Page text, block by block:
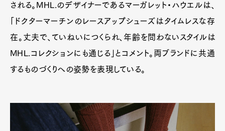
される。MHL.のデザイナーであるマーガレット・ハウエルは、
「ドクターマーチンのレースアップシューズはタイムレスな存
在。丈夫で、ていねいにつくられ、年齢を問わないスタイルは
MHL.コレクションにも通じる」とコメント。両ブランドに共通
するものづくりへの姿勢を表現している。